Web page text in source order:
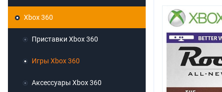
Xbox 360
Приставки Xbox 360
Игры Xbox 360
Аксессуары Xbox 360